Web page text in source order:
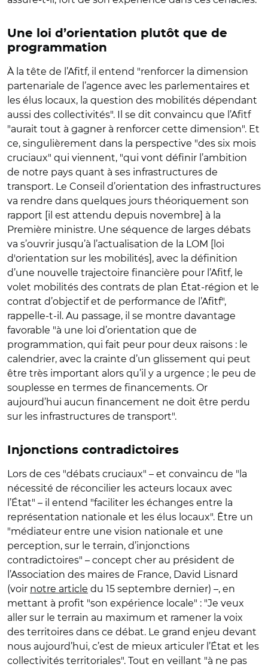
Une loi d’orientation plutôt que de
programmation
À la tête de l’Afitf, il entend "renforcer la dimension
partenariale de l’agence avec les parlementaires et
les élus locaux, la question des mobilités dépendant
aussi des collectivités". Il se dit convaincu que l’Afitf
"aurait tout à gagner à renforcer cette dimension". Et
ce, singulièrement dans la perspective "des six mois
cruciaux" qui viennent, "qui vont définir l’ambition
de notre pays quant à ses infrastructures de
transport. Le Conseil d’orientation des infrastructures
va rendre dans quelques jours théoriquement son
rapport [il est attendu depuis novembre] à la
Première ministre. Une séquence de larges débats
va s’ouvrir jusqu’à l’actualisation de la LOM [loi
d'orientation sur les mobilités], avec la définition
d’une nouvelle trajectoire financière pour l’Afitf, le
volet mobilités des contrats de plan État-région et le
contrat d’objectif et de performance de l’Afitf",
rappelle-t-il. Au passage, il se montre davantage
favorable "à une loi d’orientation que de
programmation, qui fait peur pour deux raisons : le
calendrier, avec la crainte d’un glissement qui peut
être très important alors qu’il y a urgence ; le peu de
souplesse en termes de financements. Or
aujourd’hui aucun financement ne doit être perdu
sur les infrastructures de transport".
Injonctions contradictoires
Lors de ces "débats cruciaux" – et convaincu de "la
nécessité de réconcilier les acteurs locaux avec
l’État" – il entend "faciliter les échanges entre la
représentation nationale et les élus locaux". Être un
"médiateur entre une vision nationale et une
perception, sur le terrain, d’injonctions
contradictoires" – concept cher au président de
l’Association des maires de France, David Lisnard
(voir notre article du 15 septembre dernier) –, en
mettant à profit "son expérience locale" : "Je veux
aller sur le terrain au maximum et ramener la voix
des territoires dans ce débat. Le grand enjeu devant
nous aujourd’hui, c’est de mieux articuler l’État et les
collectivités territoriales". Tout en veillant "à ne pas